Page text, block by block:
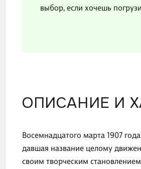
ОПИСАНИЕ И
Восемнадцатого марта 1907
давшая название целому
своим творческим
выбор, если хочешь